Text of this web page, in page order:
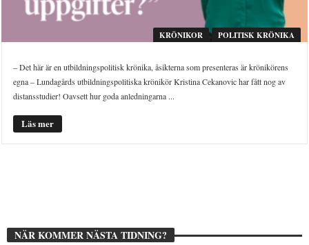
KRÖNIKOR POLITISK KRÖNIKA
– Det här är en utbildningspolitisk krönika, åsikterna som presenteras är krönikörens
egna – Lundagårds utbildningspolitiska krönikör Kristina Cekanovic har fått nog av
distansstudier! Oavsett hur goda anledningarna ...
Läs mer
NÄR KOMMER NÄSTA TIDNING?